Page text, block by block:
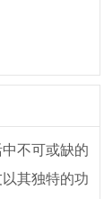
不可或缺的
其独特的功